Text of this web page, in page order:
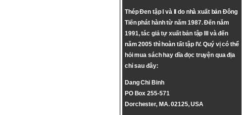
Thép Đen tập I và II do nhà xuất bản Đông
Tiến phát hành từ năm 1987. Đến năm
1991, tác giả tự xuất bản tập III và đến
năm 2005 thì hoàn tất tập IV. Quý vị có thể
hỏi mua sách hay dĩa đọc truyện qua địa
chỉ sau đây:
Dang Chi Binh
PO Box 255-571
Dorchester, MA. 02125, USA